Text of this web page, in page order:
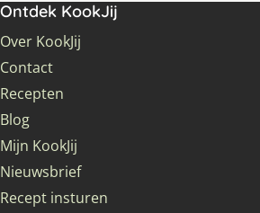
Ontdek KookJij
Over KookJij
Contact
Recepten
Blog
Mijn KookJij
Nieuwsbrief
Recept insturen